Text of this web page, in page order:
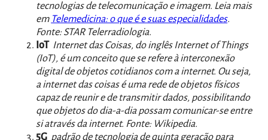
tecnologias de telecomunicação e imagem. Leia mais
em Telemedicina: o que é e suas especialidades.
Fonte: STAR Telerradiologia.
IoT Internet das Coisas, do inglês Internet of Things
(IoT), é um conceito que se refere à interconexão
digital de objetos cotidianos com a internet. Ou seja,
a internet das coisas é uma rede de objetos físicos
capaz de reunir e de transmitir dados, possibilitando
que objetos do dia-a-dia possam comunicar-se entre
si através da internet. Fonte: Wikipedia.
5G padrão de tecnologia de quinta geração para